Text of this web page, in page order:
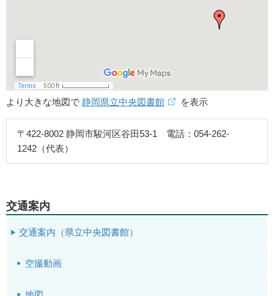
より大きな地図で 静岡県立中央図書館 を表示
〒422-8002 静岡市駿河区谷田53-1 電話：054-262-
1242（代表）
交通案内
交通案内（県立中央図書館）
空撮動画